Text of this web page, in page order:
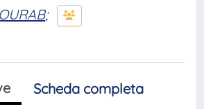
;
Scheda completa